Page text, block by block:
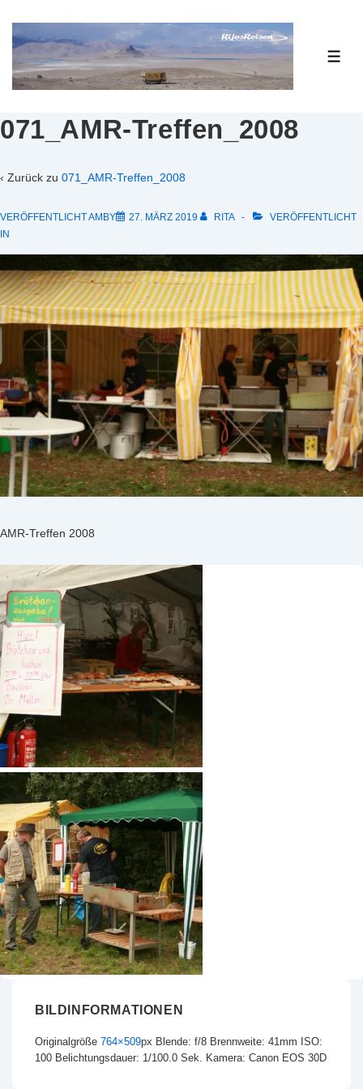
Zum
Inhalt
071_AMR-Treffen_2008
‹ Zurück zu 071_AMR-Treffen_2008
VERÖFFENTLICHT AMBY 27. MÄRZ 2019 RITA
VERÖFFENTLICHT
IN
AMR-Treffen 2008
BILDINFORMATIONEN
Originalgröße 764×509px Blende: f/8 Brennweite: 41mm ISO:
100 Belichtungsdauer: 1/100.0 Sek. Kamera: Canon EOS 30D